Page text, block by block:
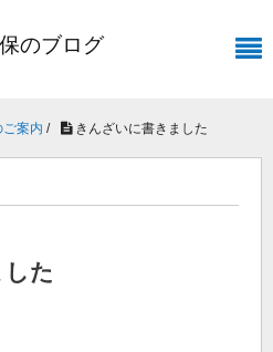
のブログ
案内 / きんざいに書きました
た